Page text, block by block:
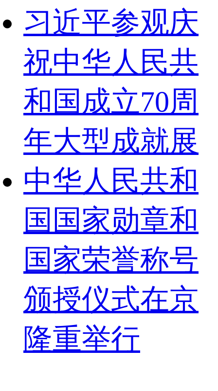
习近平参观庆
祝中华人民共
和国成立70周
年大型成就展
中华人民共和
国国家勋章和
国家荣誉称号
颁授仪式在京
隆重举行